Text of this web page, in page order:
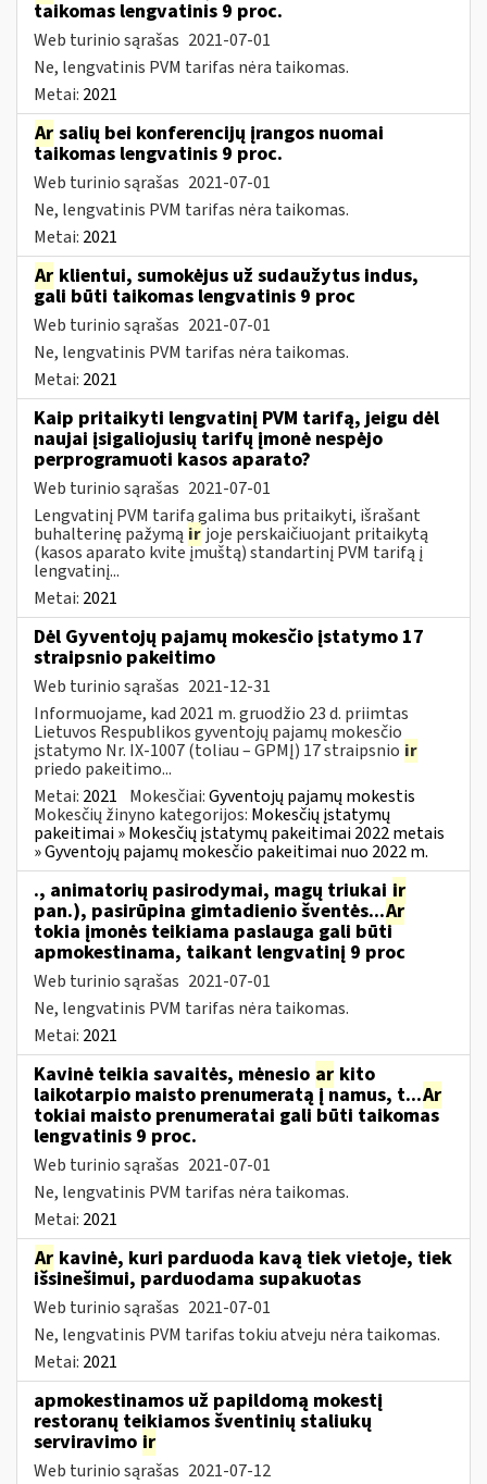
taikomas lengvatinis 9 proc.
Web turinio sąrašas 2021-07-01
Ne, lengvatinis PVM tarifas nėra taikomas.
Metai: 2021
Ar salių bei konferencijų įrangos nuomai
taikomas lengvatinis 9 proc.
Web turinio sąrašas 2021-07-01
Ne, lengvatinis PVM tarifas nėra taikomas.
Metai: 2021
Ar klientui, sumokėjus už sudaužytus indus,
gali būti taikomas lengvatinis 9 proc
Web turinio sąrašas 2021-07-01
Ne, lengvatinis PVM tarifas nėra taikomas.
Metai: 2021
Kaip pritaikyti lengvatinį PVM tarifą, jeigu dėl
naujai įsigaliojusių tarifų įmonė nespėjo
perprogramuoti kasos aparato?
Web turinio sąrašas 2021-07-01
Lengvatinį PVM tarifą galima bus pritaikyti, išrašant
buhalterinę pažymą ir joje perskaičiuojant pritaikytą
(kasos aparato kvite įmuštą) standartinį PVM tarifą į
lengvatinį...
Metai: 2021
Dėl Gyventojų pajamų mokesčio įstatymo 17
straipsnio pakeitimo
Web turinio sąrašas 2021-12-31
Informuojame, kad 2021 m. gruodžio 23 d. priimtas
Lietuvos Respublikos gyventojų pajamų mokesčio
įstatymo Nr. IX-1007 (toliau – GPMĮ) 17 straipsnio ir
priedo pakeitimo...
Metai: 2021 Mokesčiai:Gyventojų pajamų mokestis
Mokesčių žinyno kategorijos: Mokesčių įstatymų
pakeitimai » Mokesčių įstatymų pakeitimai 2022 metais
» Gyventojų pajamų mokesčio pakeitimai nuo 2022 m.
., animatorių pasirodymai, magų triukai ir
pan.), pasirūpina gimtadienio šventės...Ar
tokia įmonės teikiama paslauga gali būti
apmokestinama, taikant lengvatinį 9 proc
Web turinio sąrašas 2021-07-01
Ne, lengvatinis PVM tarifas nėra taikomas.
Metai: 2021
Kavinė teikia savaitės, mėnesio ar kito
laikotarpio maisto prenumeratą į namus, t...Ar
tokiai maisto prenumeratai gali būti taikomas
lengvatinis 9 proc.
Web turinio sąrašas 2021-07-01
Ne, lengvatinis PVM tarifas nėra taikomas.
Metai: 2021
Ar kavinė, kuri parduoda kavą tiek vietoje, tiek
išsinešimui, parduodama supakuotas
Web turinio sąrašas 2021-07-01
Ne, lengvatinis PVM tarifas tokiu atveju nėra taikomas.
Metai: 2021
apmokestinamos už papildomą mokestį
restoranų teikiamos šventinių staliukų
serviravimo ir
Web turinio sąrašas 2021-07-12